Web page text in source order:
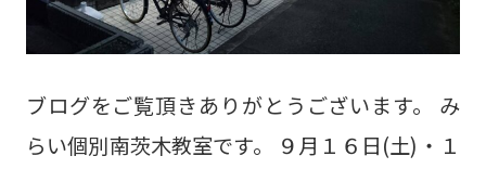
ブログをご覧頂きありがとうございます。 み
らい個別南茨木教室です。 ９月１６日(土)・１